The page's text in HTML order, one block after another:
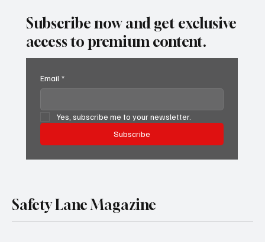
Subscribe now and get exclusive
access to premium content.
Email *
Yes, subscribe me to your newsletter.
Subscribe
Safety Lane Magazine